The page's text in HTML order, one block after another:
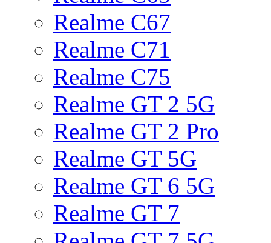
Realme C67
Realme C71
Realme C75
Realme GT 2 5G
Realme GT 2 Pro
Realme GT 5G
Realme GT 6 5G
Realme GT 7